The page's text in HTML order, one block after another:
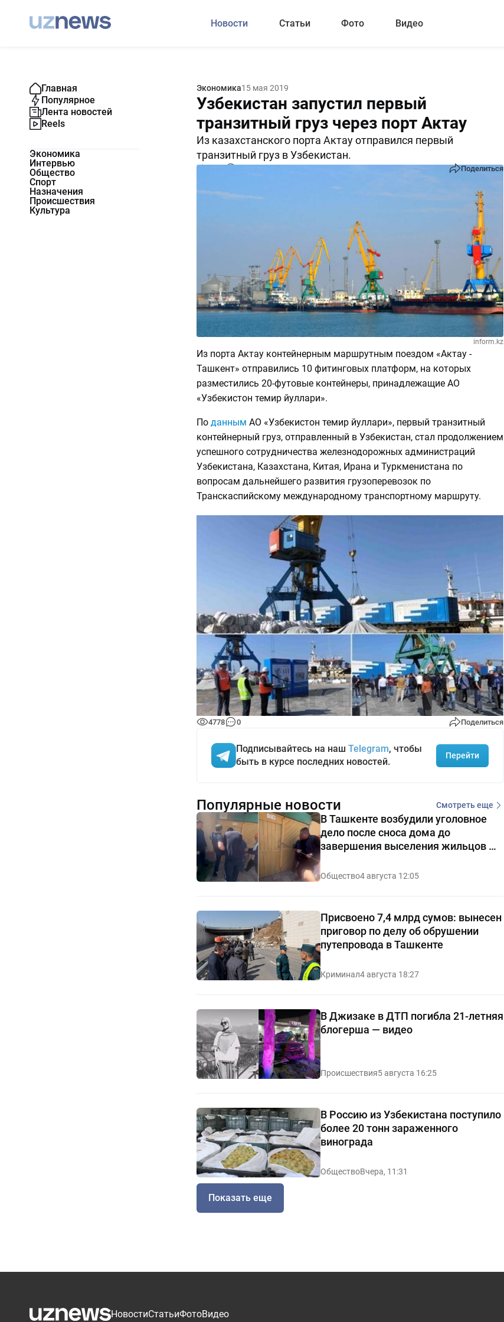
Новости Статьи Фото Видео
Главная
Популярное
Лента новостей
Reels
Экономика
Интервью
Общество
Спорт
Назначения
Происшествия
Культура
Экономика15 мая 2019
Узбекистан запустил первый
транзитный груз через порт Актау
Из казахстанского порта Актау отправился первый
транзитный груз в Узбекистан.
Поделиться
inform.kz
Из порта Актау контейнерным маршрутным поездом «Актау -
Ташкент» отправились 10 фитинговых платформ, на которых
разместились 20-футовые контейнеры, принадлежащие АО
«Узбекистон темир йуллари».
По данным АО «Узбекистон темир йуллари», первый транзитный
контейнерный груз, отправленный в Узбекистан, стал продолжением
успешного сотрудничества железнодорожных администраций
Узбекистана, Казахстана, Китая, Ирана и Туркменистана по
вопросам дальнейшего развития грузоперевозок по
Транскаспийскому международному транспортному маршруту.
4778 0 Поделиться
Подписывайтесь на наш Telegram, чтобы
быть в курсе последних новостей.
Перейти
Популярные новости Смотреть еще
В Ташкенте возбудили уголовное
дело после сноса дома до
завершения выселения жильцов —
видео
Общество4 августа 12:05
Присвоено 7,4 млрд сумов: вынесен
приговор по делу об обрушении
путепровода в Ташкенте
Криминал4 августа 18:27
В Джизаке в ДТП погибла 21-летняя
блогерша — видео
Происшествия5 августа 16:25
В Россию из Узбекистана поступило
более 20 тонн зараженного
винограда
ОбществоВчера, 11:31
Показать еще
НовостиСтатьиФотоВидео